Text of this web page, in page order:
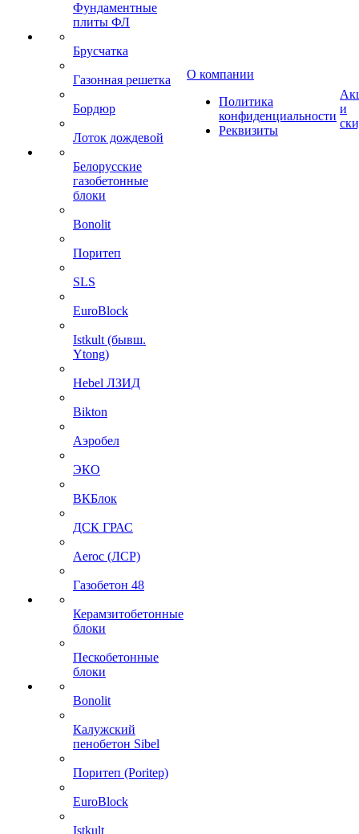
Фундаментные
плиты ФЛ
Брусчатка
Газонная решетка
Бордюр
Лоток дождевой
Белорусские
газобетонные
блоки
Bonolit
Поритеп
SLS
EuroBlock
Istkult (бывш.
Ytong)
Hebel ЛЗИД
Bikton
Аэробел
ЭКО
ВКБлок
ДСК ГРАС
Aeroc (ЛСР)
Газобетон 48
Керамзитобетонные
блоки
Пескобетонные
блоки
Bonolit
Калужский
пенобетон Sibel
Поритеп (Poritep)
EuroBlock
Istkult
О компании
Политика
конфиденциальности
Реквизиты
и